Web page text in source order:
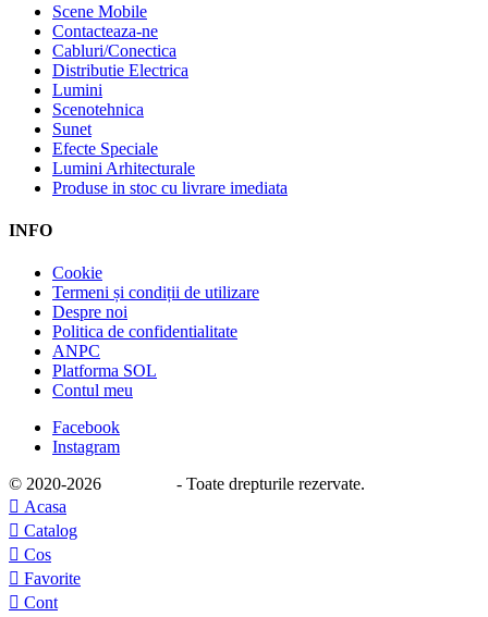
Scene Mobile
Contacteaza-ne
Cabluri/Conectica
Distributie Electrica
Lumini
Scenotehnica
Sunet
Efecte Speciale
Lumini Arhitecturale
Produse in stoc cu livrare imediata
INFO
Cookie
Termeni și condiții de utilizare
Despre noi
Politica de confidentialitate
ANPC
Platforma SOL
Contul meu
Facebook
Instagram
© 2020-2026
- Toate drepturile rezervate.
 Acasa
 Catalog
 Cos
 Favorite
 Cont